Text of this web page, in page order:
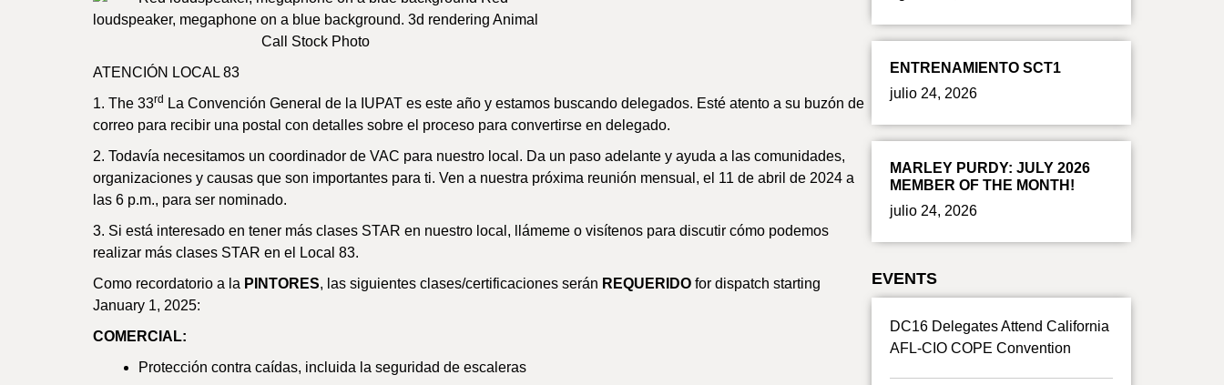
ATENCIÓN LOCAL 83
1. The 33rd
La Convención General de la IUPAT es este año y estamos buscando delegados. Esté atento a su buzón de
correo para recibir una postal con detalles sobre el proceso para convertirse en delegado.
2. Todavía necesitamos un coordinador de VAC para nuestro local. Da un paso adelante y ayuda a las comunidades,
organizaciones y causas que son importantes para ti. Ven a nuestra próxima reunión mensual, el 11 de abril de 2024 a
las 6 p.m., para ser nominado.
3. Si está interesado en tener más clases STAR en nuestro local, llámeme o visítenos para discutir cómo podemos
realizar más clases STAR en el Local 83.
Como recordatorio a la PINTORES, las siguientes clases/certificaciones serán REQUERIDO for dispatch starting
January 1, 2025:
COMERCIAL:
Protección contra caídas, incluida la seguridad de escaleras
ENTRENAMIENTO SCT1
julio 24, 2026
MARLEY PURDY: JULY 2026
MEMBER OF THE MONTH!
julio 24, 2026
EVENTS
DC16 Delegates Attend California
AFL-CIO COPE Convention